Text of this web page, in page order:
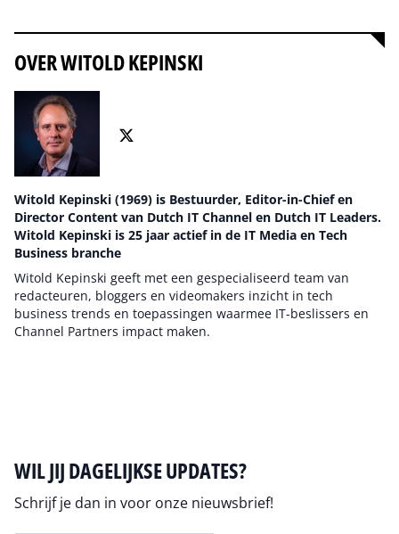
OVER WITOLD KEPINSKI
Witold Kepinski (1969) is Bestuurder, Editor-in-Chief en
Director Content van Dutch IT Channel en Dutch IT Leaders.
Witold Kepinski is 25 jaar actief in de IT Media en Tech
Business branche
Witold Kepinski geeft met een gespecialiseerd team van
redacteuren, bloggers en videomakers inzicht in tech
business trends en toepassingen waarmee IT-beslissers en
Channel Partners impact maken.
WIL JIJ DAGELIJKSE UPDATES?
Schrijf je dan in voor onze nieuwsbrief!